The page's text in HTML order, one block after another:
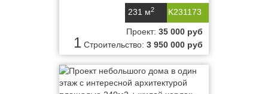
K231173
231 м2
1
Проект: 35 000 руб
Строительство: 3 950 000 руб